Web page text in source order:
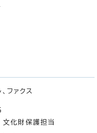
ファクス
化財保護担当